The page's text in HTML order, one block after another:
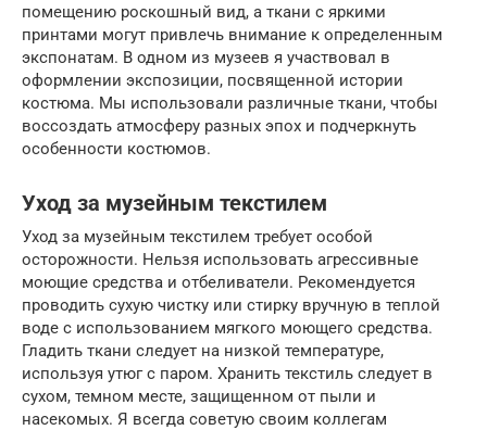
помещению роскошный вид, а ткани с яркими
принтами могут привлечь внимание к определенным
экспонатам. В одном из музеев я участвовал в
оформлении экспозиции, посвященной истории
костюма. Мы использовали различные ткани, чтобы
воссоздать атмосферу разных эпох и подчеркнуть
особенности костюмов.
Уход за музейным текстилем
Уход за музейным текстилем требует особой
осторожности. Нельзя использовать агрессивные
моющие средства и отбеливатели. Рекомендуется
проводить сухую чистку или стирку вручную в теплой
воде с использованием мягкого моющего средства.
Гладить ткани следует на низкой температуре,
используя утюг с паром. Хранить текстиль следует в
сухом, темном месте, защищенном от пыли и
насекомых. Я всегда советую своим коллегам